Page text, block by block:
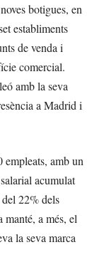
botigues, en
establiments
de venda i
comercial.
amb la seva
a Madrid i
amb un
acumulat
22% dels
a més, el
la seva marca